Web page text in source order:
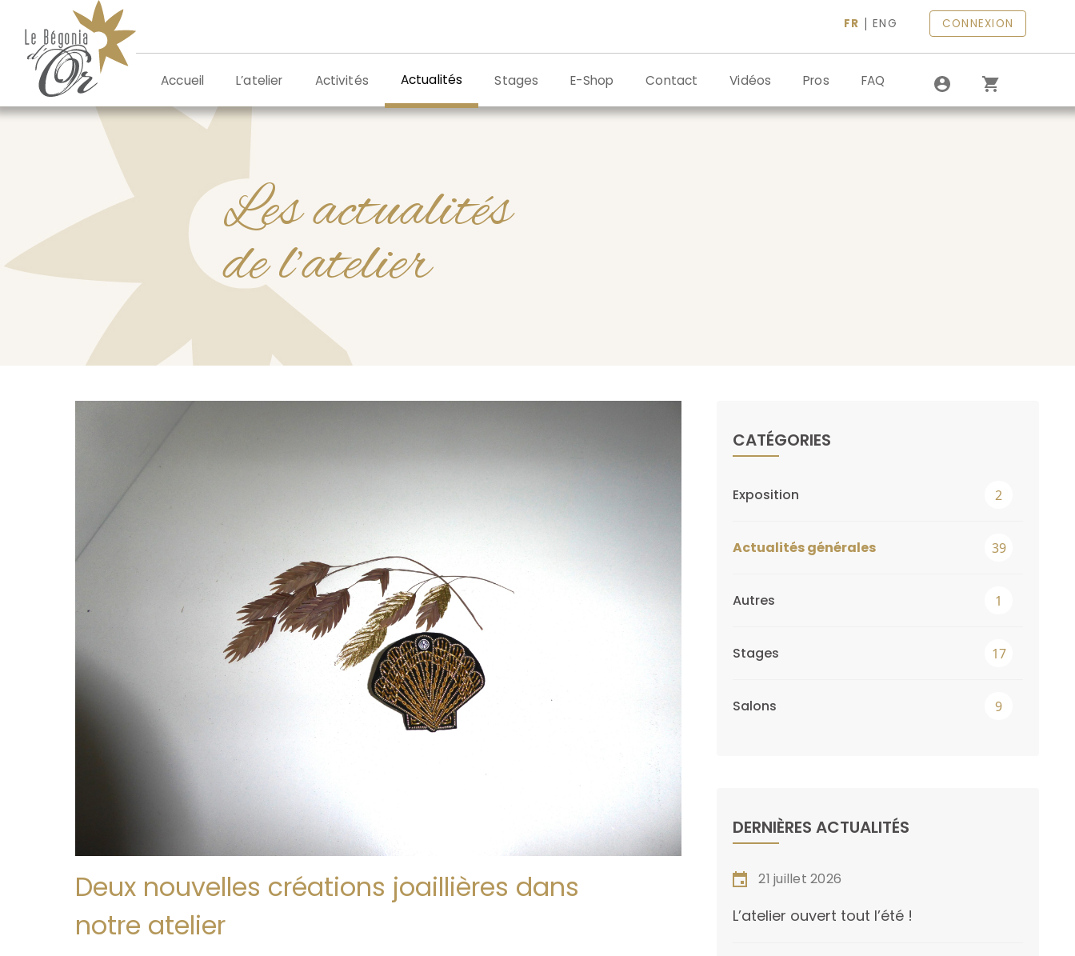
contenu
FR |ENG CONNEXION
Accueil L’atelier Activités Actualités Stages E-Shop Contact Vidéos Pros FAQ
Les actualités
de l’atelier
Deux nouvelles créations joaillières dans
notre atelier
CATÉGORIES
Exposition 2
Actualités générales 39
Autres 1
Stages 17
Salons 9
DERNIÈRES ACTUALITÉS
21 juillet 2026
L’atelier ouvert tout l’été !